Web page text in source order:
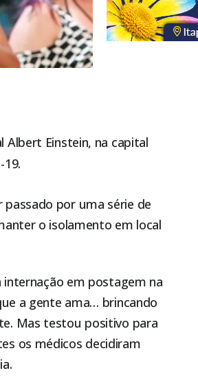
Albert Einstein, na capital
por uma série de
o isolamento em local
internação em postagem na
a gente ama… brincando
Mas testou positivo para
os médicos decidiram